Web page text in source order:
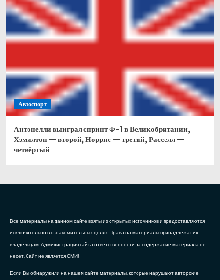
Автоспорт
Антонелли выиграл спринт Ф-1 в Великобритании,
Хэмилтон — второй, Норрис — третий, Расселл —
четвёртый
Все материалы на данном сайте взяты из открытых источников и предоставляются
исключительно в ознакомительных целях. Права на материалы принадлежат их
владельцам. Администрация сайта ответственности за содержание материала не
несет. Сайт не является СМИ!
Если Вы обнаружили на нашем сайте материалы, которые нарушают авторские